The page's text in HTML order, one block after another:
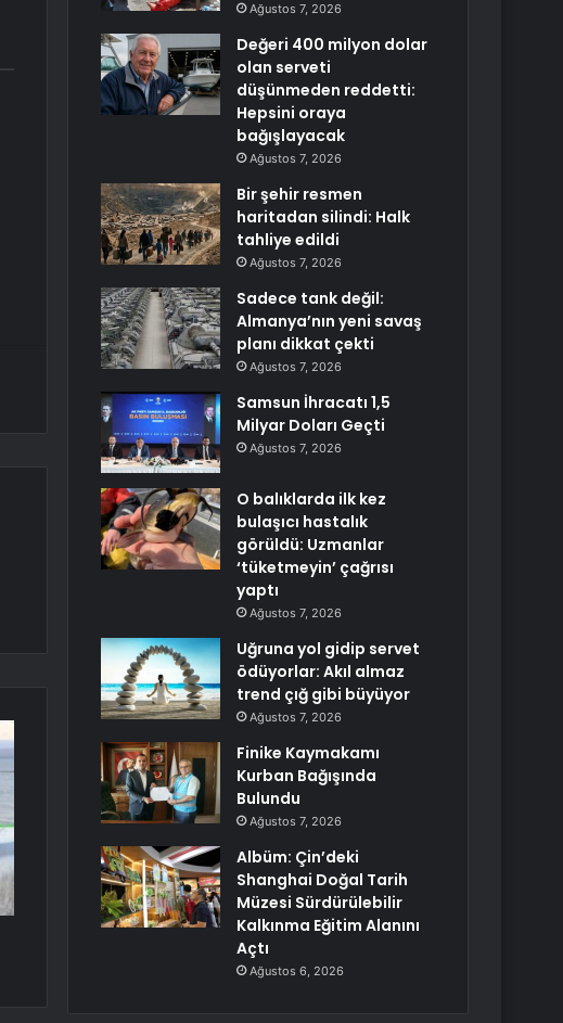
Ağustos 7, 2026
Değeri 400 milyon dolar
olan serveti
düşünmeden reddetti:
Hepsini oraya
bağışlayacak
Ağustos 7, 2026
Bir şehir resmen
haritadan silindi: Halk
tahliye edildi
Ağustos 7, 2026
Sadece tank değil:
Almanya’nın yeni savaş
planı dikkat çekti
Ağustos 7, 2026
Samsun İhracatı 1,5
Milyar Doları Geçti
Ağustos 7, 2026
O balıklarda ilk kez
bulaşıcı hastalık
görüldü: Uzmanlar
‘tüketmeyin’ çağrısı
yaptı
Ağustos 7, 2026
Uğruna yol gidip servet
ödüyorlar: Akıl almaz
trend çığ gibi büyüyor
Ağustos 7, 2026
Finike Kaymakamı
Kurban Bağışında
Bulundu
Ağustos 7, 2026
Albüm: Çin’deki
Shanghai Doğal Tarih
Müzesi Sürdürülebilir
Kalkınma Eğitim Alanını
Açtı
Ağustos 6, 2026